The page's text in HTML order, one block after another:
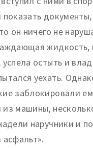
показать
он ничего не
жидкость,
остыть и
уехать.
заблокировали
машины,
наручники и